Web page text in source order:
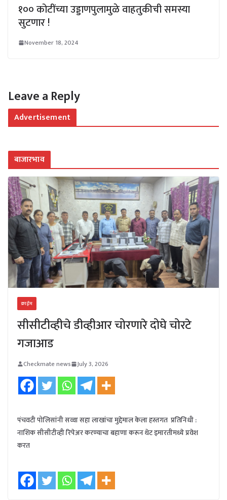
१०० कोटींच्या उड्डाणपुलामुळे वाहतुकीची समस्या
सुटणार !
November 18, 2024
Leave a Reply
Advertisement
बाजारभाव
क्राईम
सीसीटीव्हीचे डीव्हीआर चोरणारे दोघे चोरटे
गजाआड
Checkmate news July 3, 2026
पंचवटी पोलिसांनी सव्वा सहा लाखांचा मुद्देमाल केला हस्तगत प्रतिनिधी :
नाशिक सीसीटीव्ही रिपेअर करण्याचा बहाणा करून थेट इमारतीमध्ये प्रवेश
करत